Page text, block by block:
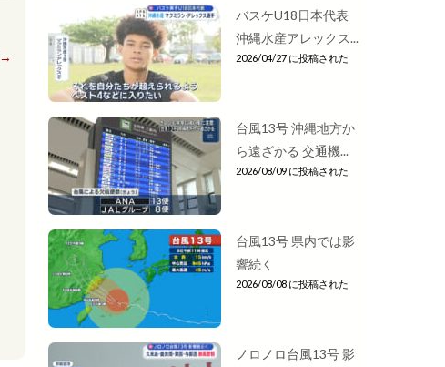
→
バスケU18日本代表
沖縄水産アレックス...
2026/04/27 に投稿された
台風13号 沖縄地方か
ら遠ざかる 交通機...
2026/08/09 に投稿された
台風13号 県内では影
響続く
2026/08/08 に投稿された
ノロノロ台風13号 影